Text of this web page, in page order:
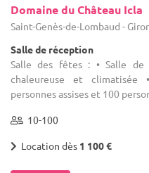
Domaine du Château Icla
Saint-Genès-de-Lombaud -
Salle de réception
Salle des fêtes : • Salle
chaleureuse et climatisée
personnes assises et 100
10-100
Location dès 1 100 €